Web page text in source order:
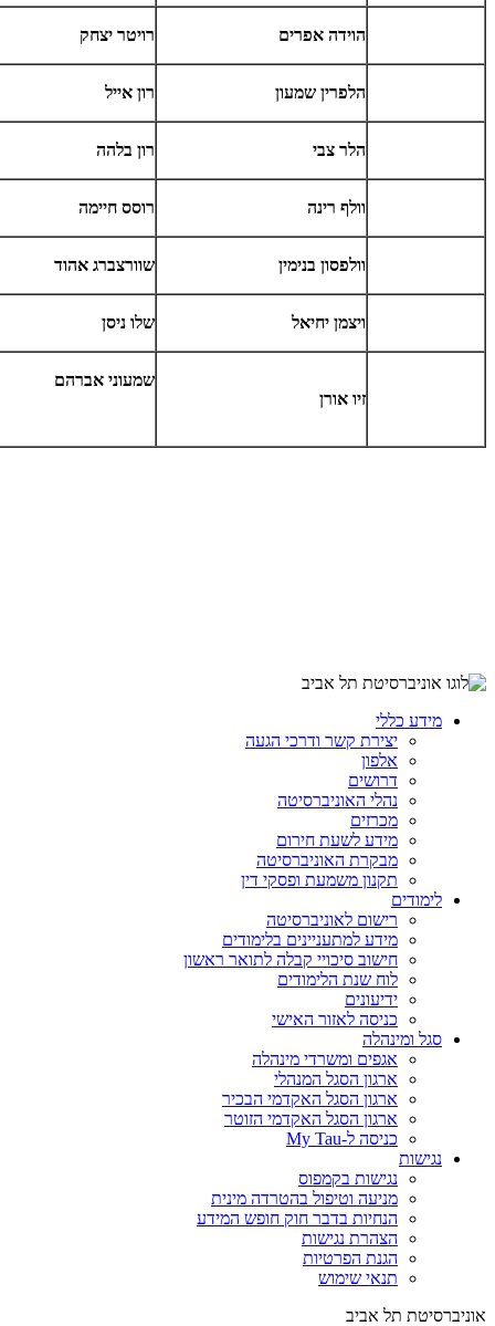
הוידה אפרים רויטר יצחק
הלפרין שמעון רון אייל
הלר צבי רון בלהה
וולף רינה רוסס חיימה
וולפסון בנימין שוורצברג אהוד
ויצמן יחיאל שלו ניסן
זיו אורן
שמעוני אברהם
מידע כללי
יצירת קשר ודרכי הגעה
אלפון
דרושים
נהלי האוניברסיטה
מכרזים
מידע לשעת חירום
מבקרת האוניברסיטה
תקנון משמעת ופסקי דין
לימודים
רישום לאוניברסיטה
מידע למתעניינים בלימודים
חישוב סיכויי קבלה לתואר ראשון
לוח שנת הלימודים
ידיעונים
כניסה לאזור האישי
סגל ומינהלה
אגפים ומשרדי מינהלה
ארגון הסגל המנהלי
ארגון הסגל האקדמי הבכיר
ארגון הסגל האקדמי הזוטר
כניסה ל-My Tau
נגישות
נגישות בקמפוס
מניעה וטיפול בהטרדה מינית
הנחיות בדבר חוק חופש המידע
הצהרת נגישות
הגנת הפרטיות
תנאי שימוש
אוניברסיטת תל אביב